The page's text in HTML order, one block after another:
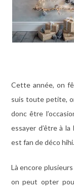
Cette année, on
suis toute petite,
donc être
essayer d’être à
est fan de déco
Là encore
on peut opter